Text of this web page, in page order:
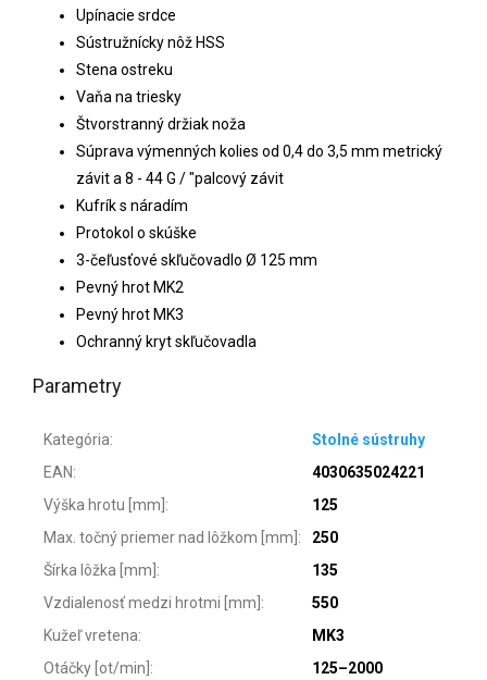
Upínacie srdce
Sústružnícky nôž HSS
Stena ostreku
Vaňa na triesky
Štvorstranný držiak noža
Súprava výmenných kolies od 0,4 do 3,5 mm metrický
závit a 8 - 44 G / "palcový závit
Kufrík s náradím
Protokol o skúške
3-čeľusťové skľučovadlo Ø 125 mm
Pevný hrot MK2
Pevný hrot MK3
Ochranný kryt skľučovadla
Parametry
Kategória:
Stolné sústruhy
EAN:
4030635024221
Výška hrotu [mm] :
125
Max. točný priemer nad lôžkom [mm] :
250
Šírka lôžka [mm] :
135
Vzdialenosť medzi hrotmi [mm] :
550
Kužeľ vretena:
MK3
Otáčky [ot/min] : 125–2000